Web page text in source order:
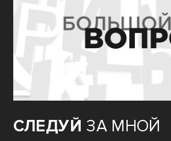
СЛЕДУЙ ЗА МНОЙ